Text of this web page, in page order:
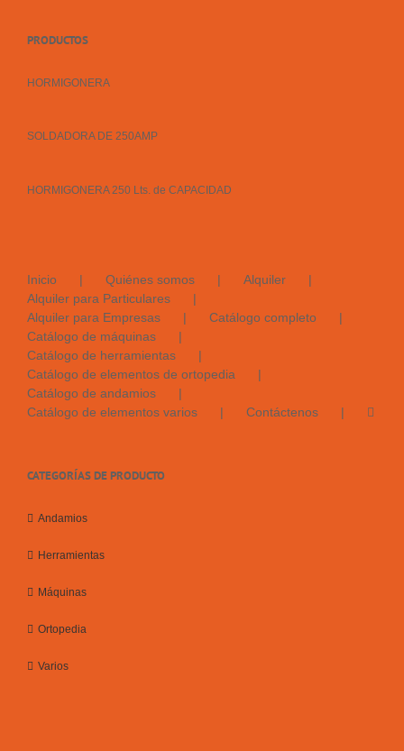
PRODUCTOS
HORMIGONERA
SOLDADORA DE 250AMP
HORMIGONERA 250 Lts. de CAPACIDAD
Inicio Quiénes somos
Alquiler
Alquiler para Particulares
Alquiler para Empresas
Catálogo completo
Catálogo de máquinas
Catálogo de herramientas
Catálogo de elementos de ortopedia
Catálogo de andamios
Catálogo de elementos varios
Contáctenos
CATEGORÍAS DE PRODUCTO
Andamios
Herramientas
Máquinas
Ortopedia
Varios